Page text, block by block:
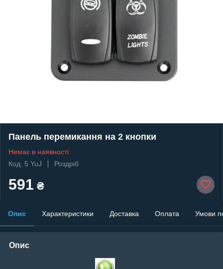
Панель перемикання на 2 кнопки
Немає в наявності
Код: 5 YuJ
Роздріб
591 ₴
Опис Характеристики Доставка Оплата Умови
Опис